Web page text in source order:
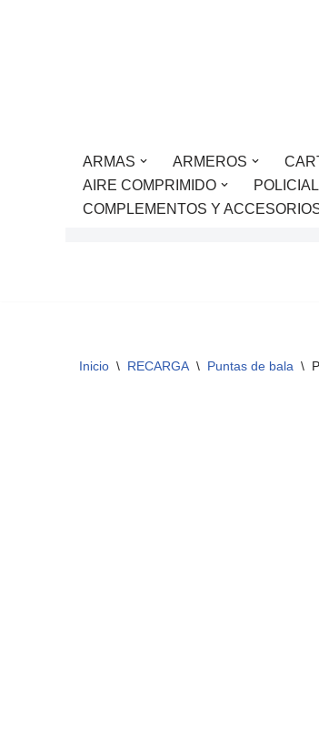
ARMAS ARMEROS
AIRE COMPRIMIDO
POLICIAL
COMPLEMENTOS Y
Inicio \ RECARGA \ Puntas de bala \